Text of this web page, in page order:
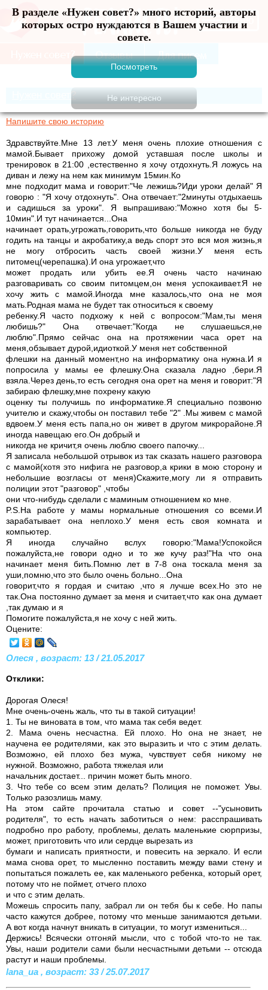
В разделе «Нужен совет?» много историй, авторы
которых остро нуждаются в Вашем участии и
совете.
Меню
Нужен совет?
Напишите свою историю
Здравствуйте.Мне 13 лет.У меня очень плохие отношения с
мамой.Бывает прихожу домой уставшая после школы и
тренировок в 21:00 ,естественно я хочу отдохнуть.Я ложусь на
диван и лежу на нем как минимум 15мин.Ко
мне подходит мама и говорит:"Че лежишь?Иди уроки делай" Я
говорю : "Я хочу отдохнуть". Она отвечает:"2минуты отдыхаешь
и садишься за уроки". Я выпрашиваю:"Можно хотя бы 5-
10мин".И тут начинается...Она
начинает орать,угрожать,говорить,что больше никогда не буду
годить на танцы и акробатику,а ведь спорт это вся моя жизнь,я
не могу отбросить часть своей жизни.У меня есть
питомец(черепашка).И она угрожает,что
может продать или убить ее.Я очень часто начинаю
разговаривать со своим питомцем,он меня успокаивает.Я не
хочу жить с мамой.Иногда мне казалось,что она не моя
мать.Родная мама не будет так относиться к своему
ребенку.Я часто подхожу к ней с вопросом:"Мам,ты меня
любишь?" Она отвечает:"Когда не слушаешься,не
люблю".Прямо сейчас она на протяжении часа орет на
меня,обзывает дурой,идиоткой.У меня нет собственной
флешки на данный момент,но на информатику она нужна.И я
попросила у мамы ее флешку.Она сказала ладно ,бери.Я
взяла.Через день,то есть сегодня она орет на меня и говорит:"Я
забираю флешку,мне похрену какую
оценку ты получишь по информатике.Я специально позвоню
учителю и скажу,чтобы он поставил тебе "2" .Мы живем с мамой
вдвоем.У меня есть папа,но он живет в другом микрорайоне.Я
иногда навещаю его.Он добрый и
никогда не кричит,я очень люблю своего папочку...
Я записала небольшой отрывок из так сказать нашего разговора
с мамой(хотя это нифига не разговор,а крики в мою сторону и
небольшие возгласы от меня)Скажите,могу ли я отправить
полиции этот "разговор" ,чтобы
они что-нибудь сделали с маминым отношением ко мне.
P.S.На работе у мамы нормальные отношения со всеми.И
зарабатывает она неплохо.У меня есть своя комната и
компьютер.
Я иногда случайно вслух говорю:"Мама!Успокойся
пожалуйста,не говори одно и то же кучу раз!"На что она
начинает меня бить.Помню лет в 7-8 она тоскала меня за
уши,помню,что это было очень больно...Она
говорит,что я гордая и считаю ,что я лучше всех.Но это не
так.Она постоянно думает за меня и считает,что как она думает
,так думаю и я
Помогите пожалуйста,я не хочу с ней жить.
Оцените:
Олеся , возраст: 13 / 21.05.2017
Отклики:
Дорогая Олеся!
Мне очень-очень жаль, что ты в такой ситуации!
1. Ты не виновата в том, что мама так себя ведет.
2. Мама очень несчастна. Ей плохо. Но она не знает, не
научена ее родителями, как это выразить и что с этим делать.
Возможно, ей плохо без мужа, чувствует себя никому не
нужной. Возможно, работа тяжелая или
начальник достает... причин может быть много.
3. Что тебе со всем этим делать? Полиция не поможет. Увы.
Только разозлишь маму.
На этом сайте прочитала статью и совет --"усыновить
родителя", то есть начать заботиться о нем: расспрашивать
подробно про работу, проблемы, делать маленькие сюрпризы,
может, приготовить что или сердце вырезать из
бумаги и написать приятности, и повесить на зеркало. И если
мама снова орет, то мысленно поставить между вами стену и
попытаться пожалеть ее, как маленького ребенка, который орет,
потому что не поймет, отчего плохо
и что с этим делать.
Можешь спросить папу, забрал ли он тебя бы к себе. Но папы
часто кажутся добрее, потому что меньше занимаются детьми.
А вот когда начнут вникать в ситуации, то могут измениться...
Держись! Всячески отгоняй мысли, что с тобой что-то не так.
Увы, наши родители сами были несчастными детьми -- отсюда
растут и наши проблемы.
lana_ua , возраст: 33 / 25.07.2017